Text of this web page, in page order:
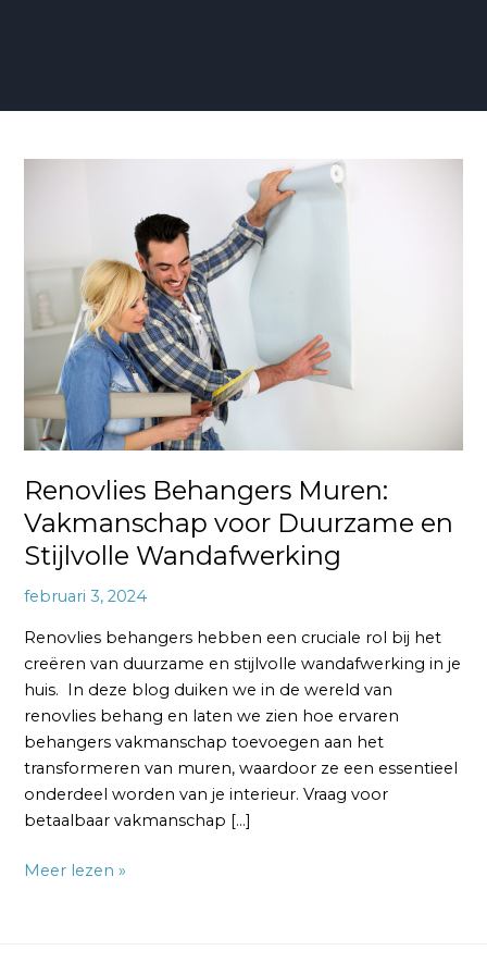
Renovlies Behangers Muren:
Vakmanschap voor Duurzame en
Stijlvolle Wandafwerking
februari 3, 2024
Renovlies behangers hebben een cruciale rol bij het
creëren van duurzame en stijlvolle wandafwerking in je
huis. In deze blog duiken we in de wereld van
renovlies behang en laten we zien hoe ervaren
behangers vakmanschap toevoegen aan het
transformeren van muren, waardoor ze een essentieel
onderdeel worden van je interieur. Vraag voor
betaalbaar vakmanschap […]
Vakmanschap
Duurzame
en
Stijlvolle
Wandafwerking
Meer lezen »